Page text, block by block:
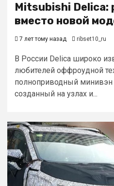
Mitsubishi Delica:
вместо новой
7 лет тому назад ribset10_ru
В России Delica широко
любителей оффроудной
полноприводный минивэн
созданный на узлах и...